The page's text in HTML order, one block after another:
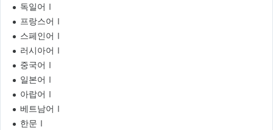
독일어Ⅰ
프랑스어Ⅰ
스페인어Ⅰ
러시아어Ⅰ
중국어Ⅰ
일본어Ⅰ
아랍어Ⅰ
베트남어Ⅰ
한문Ⅰ